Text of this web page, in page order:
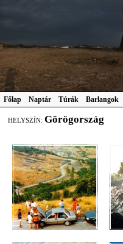
Főlap Naptár Túrák Barlangok
HELYSZÍN: Görögország